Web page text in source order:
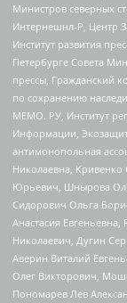
Министров северных
Интернешнл-Р, Центр
Институт развития
Петербурге Совета
прессы, Гражданский
по сохранению
МЕМО. РУ, Институт
Информации,
антимонопольная
Николаевна,
Юрьевич, Шнырова
Сидорович Ольга
Анастасия
Николаевич, Дугин
Аверин Виталий
Олег Викторович,
Пономарев Лев